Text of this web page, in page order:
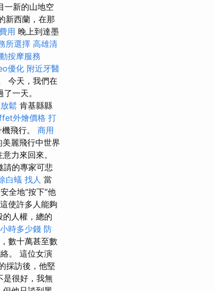
一新的山地空
新西蘭，在那
用 晚上到達墨
所選擇 高雄清
按摩服務
優化 附近牙醫
今天，我們在
一天。
鬆 肯基縣縣
外燴價格 打
飛行。 商用
麗飛行中世界
力來回來。
請的專家可悲
白蟻 找人 當
全地“按下”他
使許多人能夠
人權，總的
時多少錢 防
數十萬甚至數
。 這位女演
採訪後，他堅
是很好，我無